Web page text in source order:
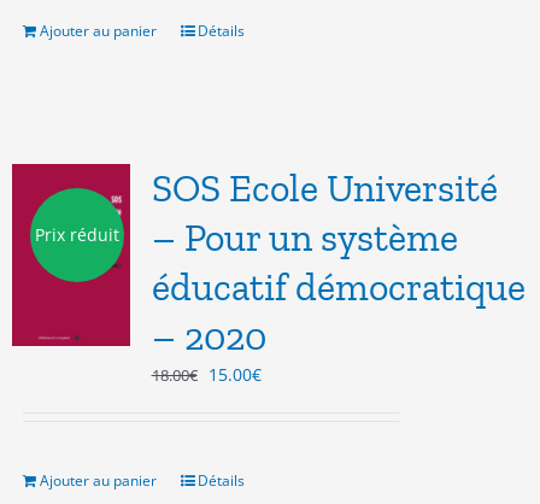
19.00€.
Ajouter au panier Détails
Prix réduit
SOS Ecole Université
– Pour un système
éducatif démocratique
– 2020
18.00€ Le
18.00€.
15.00€Le
Ajouter au panier Détails